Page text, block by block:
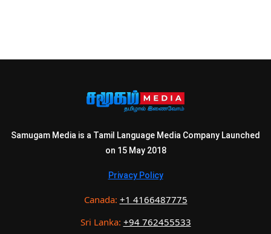
Samugam Media is a Tamil Language Media Company Launched
on 15 May 2018
Privacy Policy
Canada: +1 4166487775
Sri Lanka: +94 762455533